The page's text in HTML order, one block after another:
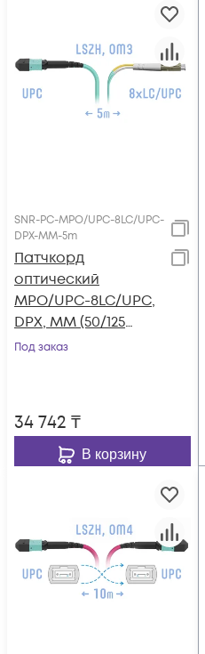
SNR-PC-MPO/UPC-8LC/UPC-
DPX-MM-5m
Патчкорд
оптический
MPO/UPC-8LC/UPC,
DPX, MM (50/125
OM3), 5 метров
Под заказ
34 742 ₸
В корзину